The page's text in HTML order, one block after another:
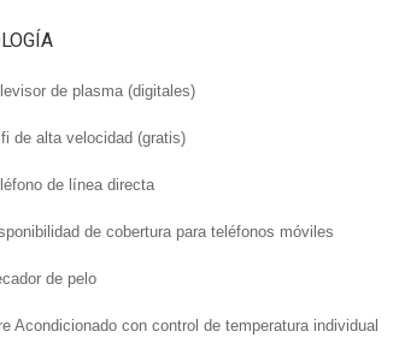
de plasma (digitales)
de alta velocidad (gratis)
de línea directa
de cobertura para teléfonos móviles
de pelo
Acondicionado con control de temperatura individual